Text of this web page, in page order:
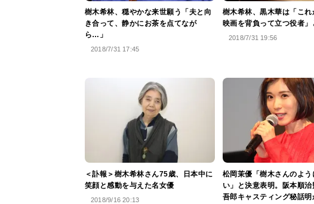
樹木希林、穏やかな来世願う「夫と向
き合って、静かにお茶を点てなが
ら…」
2018/7/31 17:45
樹木希林、黒木華は「こ
映画を背負って立つ役者」
2018/7/31 19:56
＜訃報＞樹木希林さん75歳、日本中に
笑顔と感動を与えた名女優
2018/9/16 20:13
松岡茉優「樹木さんのよう
い」と決意表明。阪本順
吾郎キャスティング秘話明